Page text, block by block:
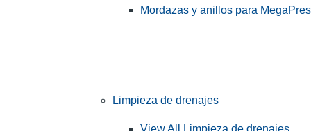
Mordazas y anillos para
Limpieza de drenajes
View All Limpieza de drenajes